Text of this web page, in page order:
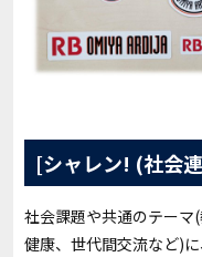
[シャレン! (社会
社会課題や共通のテーマ
健康、世代間交流など)